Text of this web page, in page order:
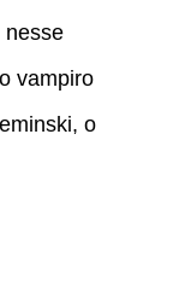
nesse
vampiro
o